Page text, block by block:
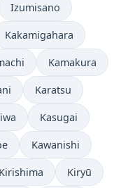
Izumisano
Kakamigahara
Kamakura
Karatsu
Kasugai
Kawanishi
Kirishima Kiryū